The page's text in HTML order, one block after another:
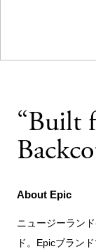
“Built
About Epic
ニュージーラン
ド。Epicブラン